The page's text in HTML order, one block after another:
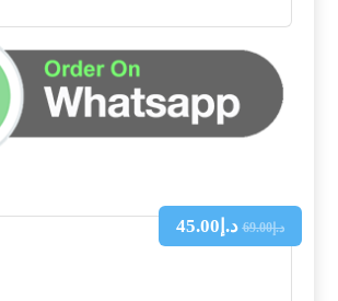
د.إ69.00 د.إ 45.00